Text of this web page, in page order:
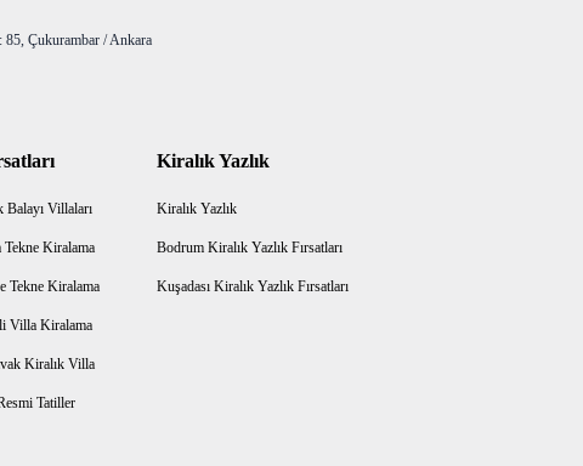
85, Çukurambar / Ankara
Balayı Villaları
Kiralama
Tekne Kiralama
Villa Kiralama
Kiralık Villa
Tatiller
Kiralık Yazlık
Kiralık Yazlık
Bodrum Kiralık Yazlık Fırsatları
Kuşadası Kiralık Yazlık Fırsatları